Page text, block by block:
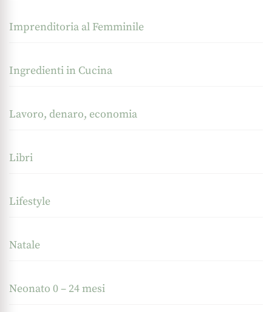
Imprenditoria al Femminile
Ingredienti in Cucina
Lavoro, denaro, economia
Libri
Lifestyle
Natale
Neonato 0 – 24 mesi